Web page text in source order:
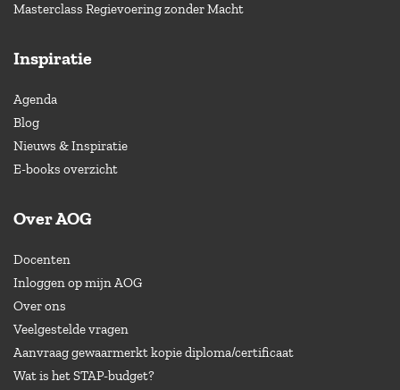
Masterclass Regievoering zonder Macht
Inspiratie
Agenda
Blog
Nieuws & Inspiratie
E-books overzicht
Over AOG
Docenten
Inloggen op mijn AOG
Over ons
Veelgestelde vragen
Aanvraag gewaarmerkt kopie diploma/certificaat
Wat is het STAP-budget?